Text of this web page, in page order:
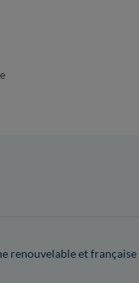
renouvelable et française